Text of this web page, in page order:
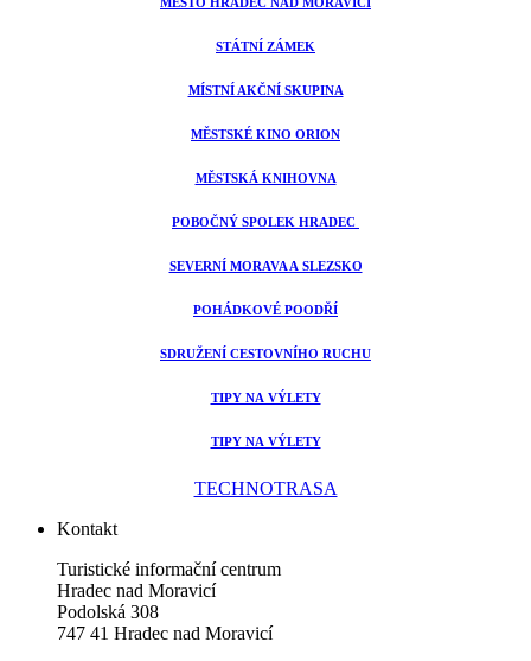
STÁTNÍ ZÁMEK
MÍSTNÍ AKČNÍ SKUPINA
MĚSTSKÉ KINO ORION
MĚSTSKÁ KNIHOVNA
POBOČNÝ SPOLEK HRADEC
SEVERNÍ MORAVA A SLEZSKO
POHÁDKOVÉ POODŘÍ
SDRUŽENÍ CESTOVNÍHO RUCHU
TIPY NA VÝLETY
TIPY NA VÝLETY
TECHNOTRASA
Kontakt
Turistické informační centrum
Hradec nad Moravicí
Podolská 308
747 41 Hradec nad Moravicí